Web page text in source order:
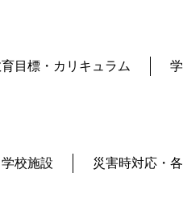
目標・カリキュラム
学校施設 災害時対応・